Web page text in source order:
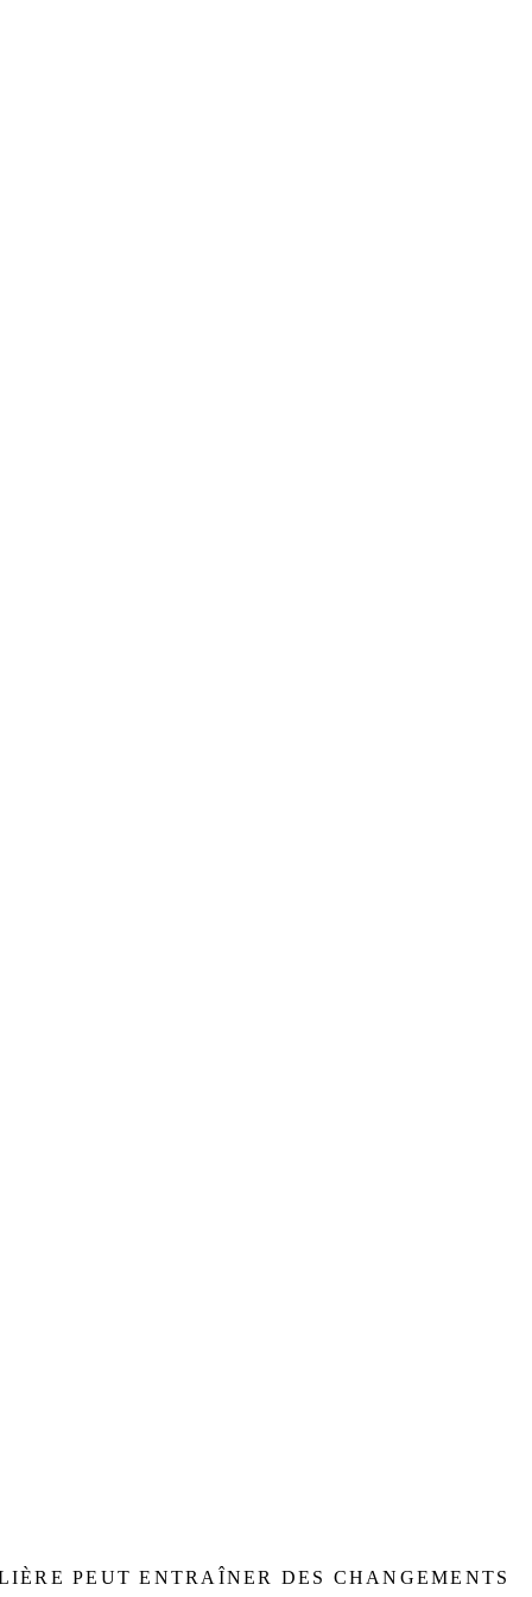
PEUT ENTRAÎNER DES CHANGEMENTS